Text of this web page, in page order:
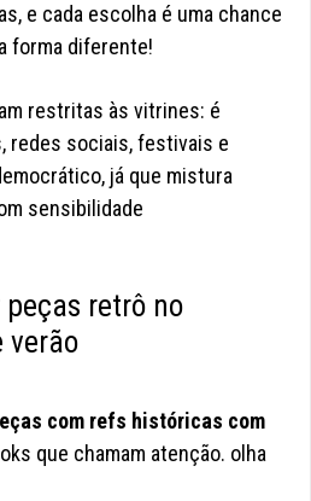
e cada escolha é uma chance
forma diferente!
restritas às vitrines: é
redes sociais, festivais e
já que mistura
sensibilidade
retrô no
verão
com refs históricas com
que chamam atenção. olha